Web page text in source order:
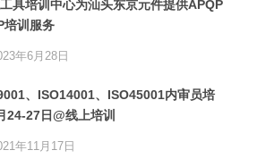
具培训中心为汕头东京元件提供APQP
培训服务
年6月28日
、ISO14001、ISO45001内审员培
24-27日@线上培训
年11月17日